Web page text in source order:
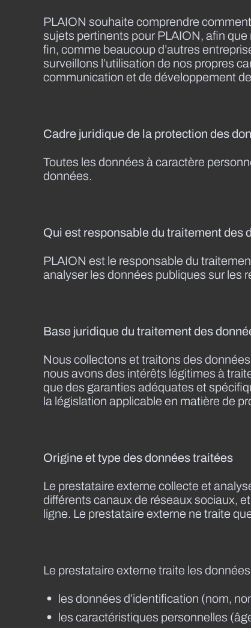
PLAION souhaite comprendre
sujets pertinents pour PLAION, afin
fin, comme beaucoup d’autres
surveillons l’utilisation de nos propres
communication et de développement
Cadre juridique de la protection des
Toutes les données à caractère
données.
Qui est responsable du traitement des
PLAION est le responsable du
analyser les données publiques sur les
Base juridique du traitement des
Nous collectons et traitons des
nous avons des intérêts légitimes à
que des garanties adéquates et
la législation applicable en matière de
Origine et type des données traitées
Le prestataire externe collecte et
différents canaux de réseaux sociaux,
ligne. Le prestataire externe ne traite
Le prestataire externe traite les
les données d’identification (nom,
les caractéristiques personnelles